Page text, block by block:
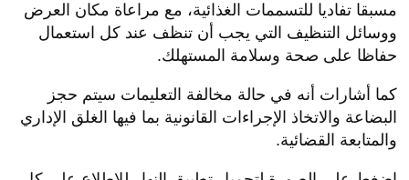
مسبقا تفاديا للتسممات الغذائية، مع مراعاة مكان العرض
ووسائل التنظيف التي يجب أن تنظف عند كل استعمال
حفاظا على صحة وسلامة المستهلك.
كما أشارات أنه في حالة مخالفة التعليمات سيتم حجز
البضاعة والاتخاذ الإجراءات القانونية بما فيها الغلق الإداري
والمتابعة القضائية.